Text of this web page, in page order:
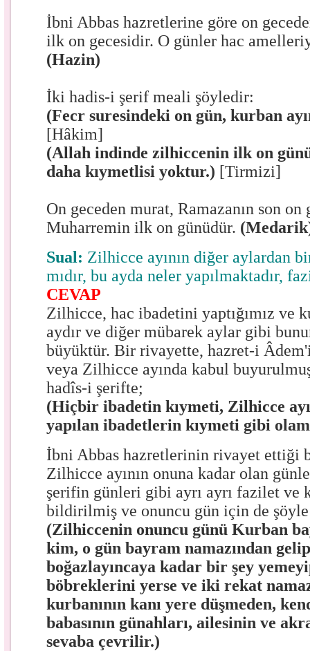
İbni Abbas hazretlerine göre on
ilk on gecesidir. O günler hac
(Hazin)
İki hadis-i şerif meali şöyledir:
(Fecr suresindeki on gün, kurban
[Hâkim]
(Allah indinde zilhiccenin ilk on
daha kıymetlisi yoktur.) [Tirmizi]
On geceden murat, Ramazanın son on
Muharremin ilk on günüdür.
Sual: Zilhicce ayının diğer aylardan
mıdır, bu ayda neler yapılmaktadır,
CEVAP
Zilhicce, hac ibadetini yaptığımız ve
aydır ve diğer mübarek aylar gibi
büyüktür. Bir rivayette, hazret-i
veya Zilhicce ayında kabul
hadîs-i şerifte;
(Hiçbir ibadetin kıymeti, Zilhicce
yapılan ibadetlerin kıymeti gibi
İbni Abbas hazretlerinin rivayet ettiği
Zilhicce ayının onuna kadar olan
şerifin günleri gibi ayrı ayrı fazilet ve
bildirilmiş ve onuncu gün için de
(Zilhiccenin onuncu günü Kurban
kim, o gün bayram namazından
boğazlayıncaya kadar bir şey
böbreklerini yerse ve iki rekat
kurbanının kanı yere düşmeden,
babasının günahları, ailesinin ve
sevaba çevrilir.)